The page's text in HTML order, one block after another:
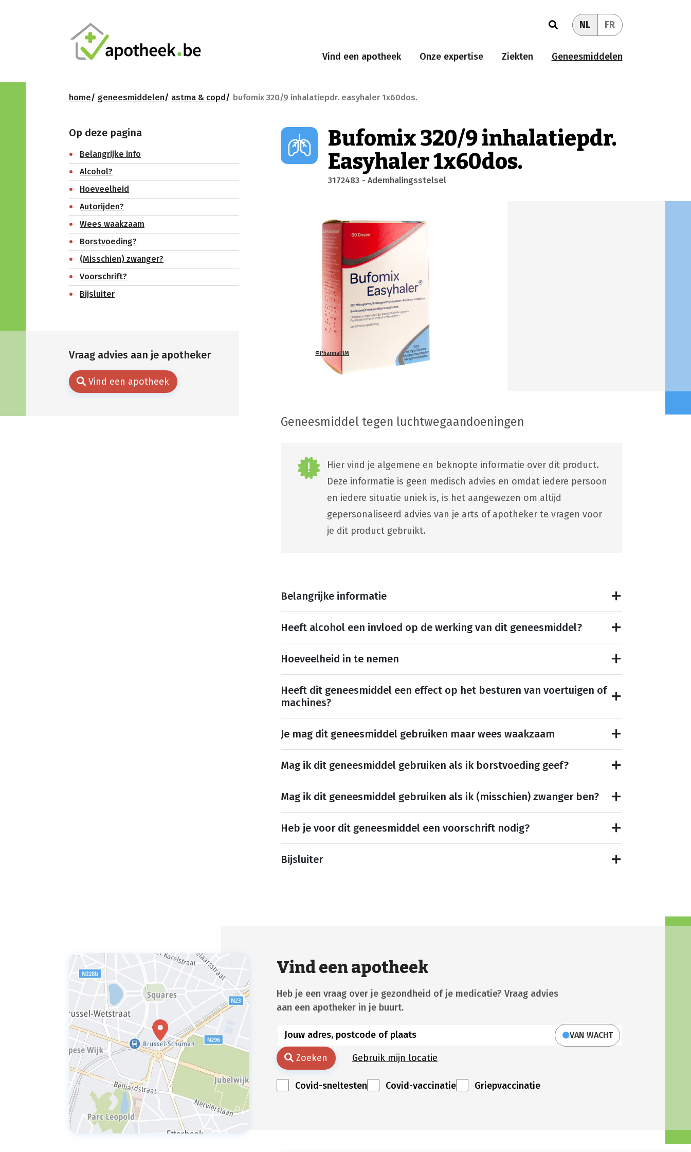
NL FR
Vind een apotheek Onze expertise Ziekten Geneesmiddelen
home geneesmiddelen astma & copd bufomix 320/9 inhalatiepdr. easyhaler 1x60dos.
Vraag advies aan je apotheker
Vind een apotheek
Op deze pagina
Belangrijke info
Alcohol?
Hoeveelheid
Autorijden?
Wees waakzaam
Borstvoeding?
(Misschien) zwanger?
Voorschrift?
Bijsluiter
Bufomix 320/9 inhalatiepdr.
Easyhaler 1x60dos.
3172483 - Ademhalingsstelsel
©PharmaPIM
Geneesmiddel tegen luchtwegaandoeningen
Hier vind je algemene en beknopte informatie over dit product.
Deze informatie is geen medisch advies en omdat iedere persoon
en iedere situatie uniek is, is het aangewezen om altijd
gepersonaliseerd advies van je arts of apotheker te vragen voor
je dit product gebruikt.
Belangrijke informatie
Heeft alcohol een invloed op de werking van dit geneesmiddel?
Hoeveelheid in te nemen
Heeft dit geneesmiddel een effect op het besturen van voertuigen of
machines?
Je mag dit geneesmiddel gebruiken maar wees waakzaam
Mag ik dit geneesmiddel gebruiken als ik borstvoeding geef?
Mag ik dit geneesmiddel gebruiken als ik (misschien) zwanger ben?
Heb je voor dit geneesmiddel een voorschrift nodig?
Bijsluiter
Vind een apotheek
Heb je een vraag over je gezondheid of je medicatie? Vraag advies
aan een apotheker in je buurt.
VAN WACHT
Zoeken Gebruik mijn locatie
Covid-sneltesten Covid-vaccinatie Griepvaccinatie